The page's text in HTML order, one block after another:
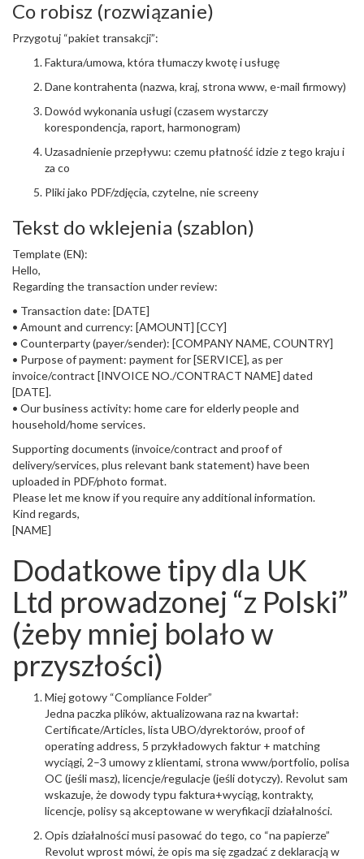
Co robisz (rozwiązanie)
Przygotuj “pakiet transakcji”:
Faktura/umowa, która tłumaczy kwotę i usługę
Dane kontrahenta (nazwa, kraj, strona www, e-mail firmowy)
Dowód wykonania usługi (czasem wystarczy
korespondencja, raport, harmonogram)
Uzasadnienie przepływu: czemu płatność idzie z tego kraju i
za co
Pliki jako PDF/zdjęcia, czytelne, nie screeny
Tekst do wklejenia (szablon)
Template (EN):
Hello,
Regarding the transaction under review:
• Transaction date: [DATE]
• Amount and currency: [AMOUNT] [CCY]
• Counterparty (payer/sender): [COMPANY NAME, COUNTRY]
• Purpose of payment: payment for [SERVICE], as per
invoice/contract [INVOICE NO./CONTRACT NAME] dated
[DATE].
• Our business activity: home care for elderly people and
household/home services.
Supporting documents (invoice/contract and proof of
delivery/services, plus relevant bank statement) have been
uploaded in PDF/photo format.
Please let me know if you require any additional information.
Kind regards,
[NAME]
Dodatkowe tipy dla UK
Ltd prowadzonej “z Polski”
(żeby mniej bolało w
przyszłości)
Miej gotowy “Compliance Folder”
Jedna paczka plików, aktualizowana raz na kwartał:
Certificate/Articles, lista UBO/dyrektorów, proof of
operating address, 5 przykładowych faktur + matching
wyciągi, 2–3 umowy z klientami, strona www/portfolio, polisa
OC (jeśli masz), licencje/regulacje (jeśli dotyczy). Revolut sam
wskazuje, że dowody typu faktura+wyciąg, kontrakty,
licencje, polisy są akceptowane w weryfikacji działalności.
Opis działalności musi pasować do tego, co “na papierze”
Revolut wprost mówi, że opis ma się zgadzać z deklaracją w